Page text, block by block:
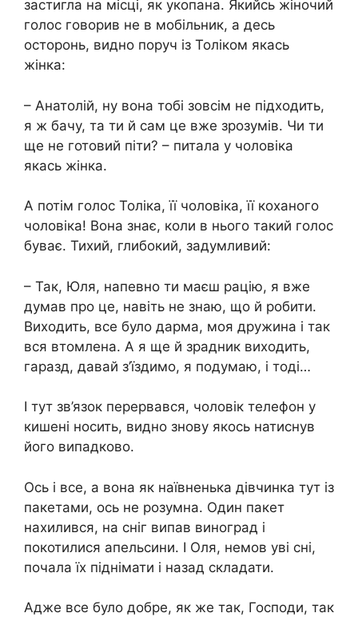
застигла на місці, як укопана. Якийсь жіночий
голос говорив не в мобільник, а десь
осторонь, видно поруч із Толіком якась
жінка:
– Анатолій, ну вона тобі зовсім не підходить,
я ж бачу, та ти й сам це вже зрозумів. Чи ти
ще не готовий піти? – питала у чоловіка
якась жінка.
А потім голос Толіка, її чоловіка, її коханого
чоловіка! Вона знає, коли в нього такий голос
буває. Тихий, глибокий, задумливий:
– Так, Юля, напевно ти маєш рацію, я вже
думав про це, навіть не знаю, що й робити.
Виходить, все було дарма, моя дружина і так
вся втомлена. А я ще й зрадник виходить,
гаразд, давай з’їздимо, я подумаю, і тоді…
І тут зв’язок перервався, чоловік телефон у
кишені носить, видно знову якось натиснув
його випадково.
Ось і все, а вона як наївненька дівчинка тут із
пакетами, ось не розумна. Один пакет
нахилився, на сніг випав виноград і
покотилися апельсини. І Оля, немов уві сні,
почала їх піднімати і назад складати.
Адже все було добре, як же так, Господи, так